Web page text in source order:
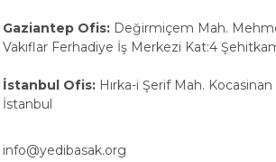
Gaziantep Ofis:Değirmiçem Mah.
Vakıflar Ferhadiye İş Merkezi Kat:4
İstanbul Ofis:Hırka-i Şerif Mah.
İstanbul
info@yedibasak.org